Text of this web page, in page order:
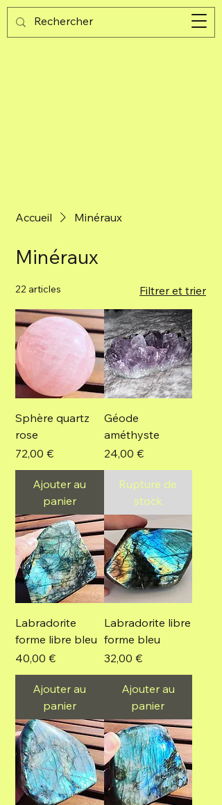
Guijad
Accueil Minéraux
Minéraux
22 articles Filtrer et trier
Sphère quartz
rose
Prix
72,00 €
Ajouter au
panier
Géode
améthyste
Prix
24,00 €
Rupture de
stock
Labradorite
forme libre bleu
Prix
40,00 €
Ajouter au
panier
Labradorite libre
forme bleu
Prix
32,00 €
Ajouter au
panier